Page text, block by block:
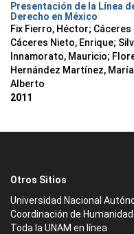
Presentación de la Línea
Derecho en México
Fix Fierro, Héctor; Cáceres
Cáceres Nieto, Enrique;
Innamorato, Mauricio;
Hernández Martínez,
Alberto
2011
Otros Sitios
Universidad Nacional
Coordinación de
Toda la UNAM en línea